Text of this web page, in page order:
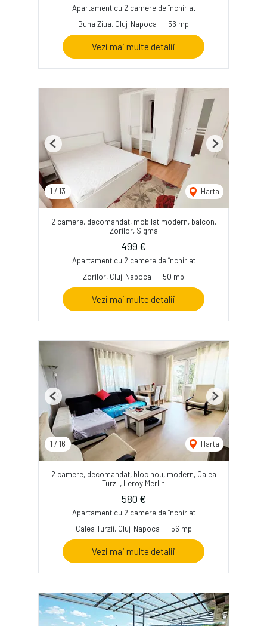
Apartament cu 2 camere de închiriat
Buna Ziua, Cluj-Napoca
56 mp
Vezi mai multe detalii
1 / 13 Harta
Previous Next
2 camere, decomandat, mobilat modern, balcon,
Zorilor, Sigma
499 €
Apartament cu 2 camere de închiriat
Zorilor, Cluj-Napoca
50 mp
Vezi mai multe detalii
1 / 16 Harta
Previous Next
2 camere, decomandat, bloc nou, modern, Calea
Turzii, Leroy Merlin
580 €
Apartament cu 2 camere de închiriat
Calea Turzii, Cluj-Napoca
56 mp
Vezi mai multe detalii